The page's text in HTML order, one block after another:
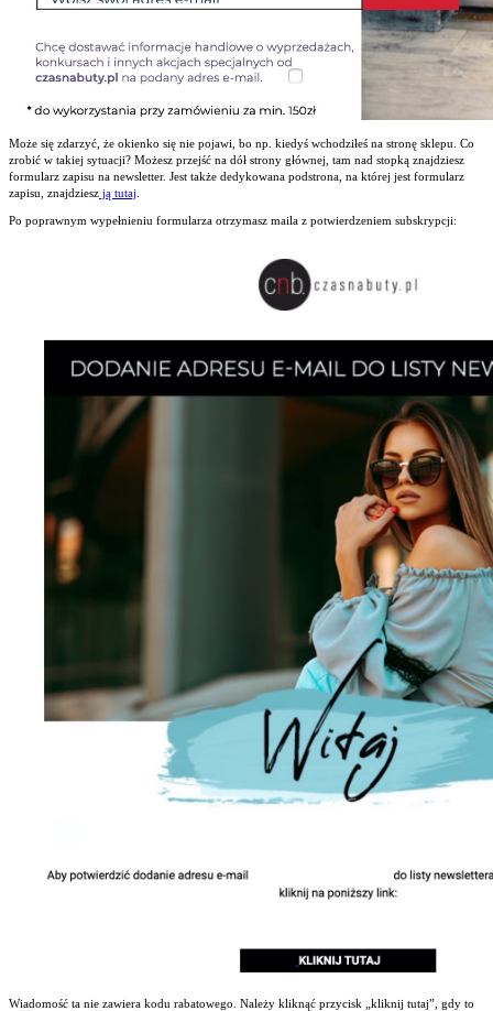
Może się zdarzyć, że okienko się nie pojawi, bo np. kiedyś wchodziłeś na stronę sklepu. Co
zrobić w takiej sytuacji? Możesz przejść na dół strony głównej, tam nad stopką znajdziesz
formularz zapisu na newsletter. Jest także dedykowana podstrona, na której jest formularz
zapisu, znajdziesz ją tutaj
Po poprawnym wypełnieniu formularza otrzymasz maila z potwierdzeniem subskrypcji:
Wiadomość ta nie zawiera kodu rabatowego. Należy kliknąć przycisk „kliknij tutaj”, gdy to